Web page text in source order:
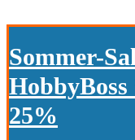
Sommer-
25%